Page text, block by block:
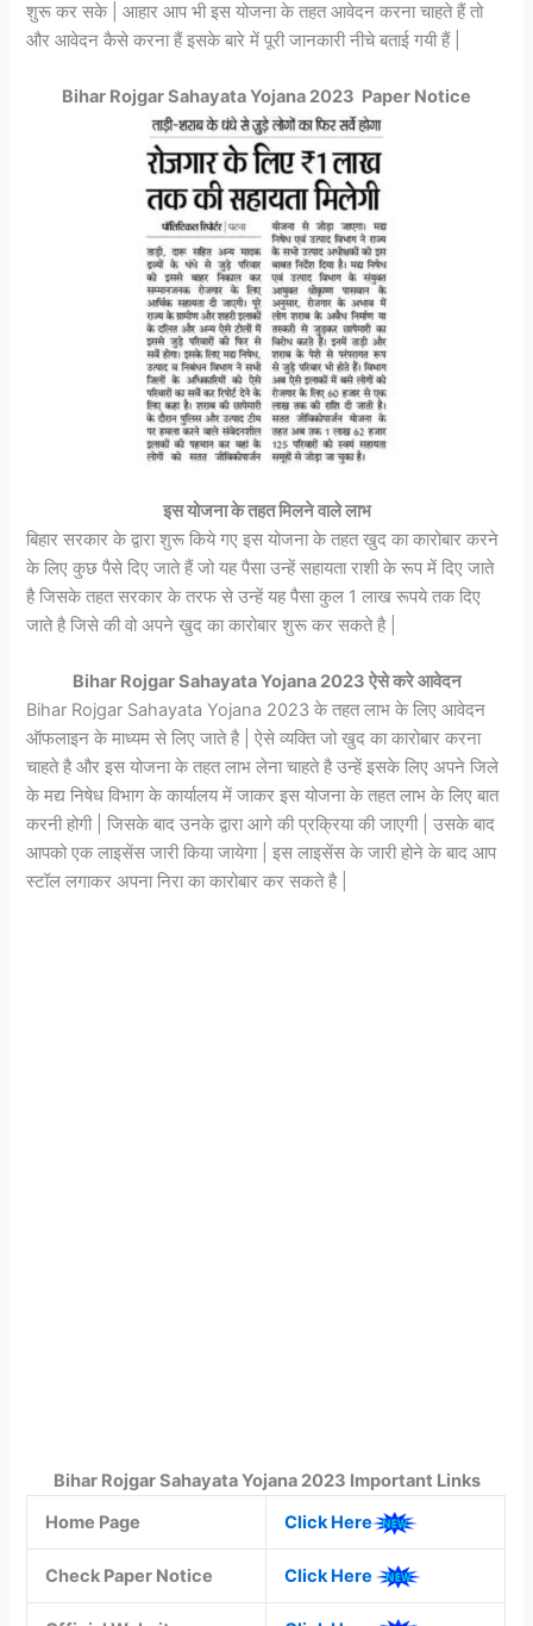
शुरू कर सके | आहार आप भी इस योजना के तहत आवेदन करना चाहते हैं तो
और आवेदन कैसे करना हैं इसके बारे में पूरी जानकारी नीचे बताई गयी हैं |
Bihar Rojgar Sahayata Yojana 2023 Paper Notice
इस योजना के तहत मिलने वाले लाभ
बिहार सरकार के द्वारा शुरू किये गए इस योजना के तहत खुद का कारोबार करने
के लिए कुछ पैसे दिए जाते हैं जो यह पैसा उन्हें सहायता राशी के रूप में दिए जाते
है जिसके तहत सरकार के तरफ से उन्हें यह पैसा कुल 1 लाख रूपये तक दिए
जाते है जिसे की वो अपने खुद का कारोबार शुरू कर सकते है |
Bihar Rojgar Sahayata Yojana 2023 ऐसे करे आवेदन
Bihar Rojgar Sahayata Yojana 2023 के तहत लाभ के लिए आवेदन
ऑफलाइन के माध्यम से लिए जाते है | ऐसे व्यक्ति जो खुद का कारोबार करना
चाहते है और इस योजना के तहत लाभ लेना चाहते है उन्हें इसके लिए अपने जिले
के मद्य निषेध विभाग के कार्यालय में जाकर इस योजना के तहत लाभ के लिए बात
करनी होगी | जिसके बाद उनके द्वारा आगे की प्रक्रिया की जाएगी | उसके बाद
आपको एक लाइसेंस जारी किया जायेगा | इस लाइसेंस के जारी होने के बाद आप
स्टॉल लगाकर अपना निरा का कारोबार कर सकते है |
Bihar Rojgar Sahayata Yojana 2023 Important Links
Home Page
Click Here
Check Paper Notice Click Here